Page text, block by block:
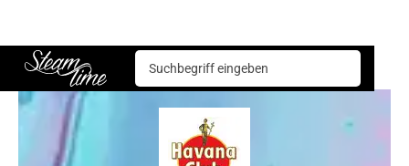
Steam time
Spirituosen Havana Club Anejo 3 Años inkl. Glastrinkhalme 37,5% Vol. 700ml